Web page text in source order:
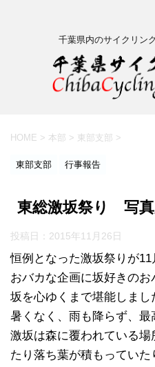
千葉県内のサイクリン
HOME > 本部 > 東部支部 >
東部支部 行事報告
東総激坂祭り 写真
投稿日： 2015年11月26日
恒例となった激坂祭りが11
おバカな企画に坂好きの
坂を心ゆくまで堪能しまし
暑くなく、雨も降らず、最
激坂は森に覆われている
たり落ち葉が積もっていた